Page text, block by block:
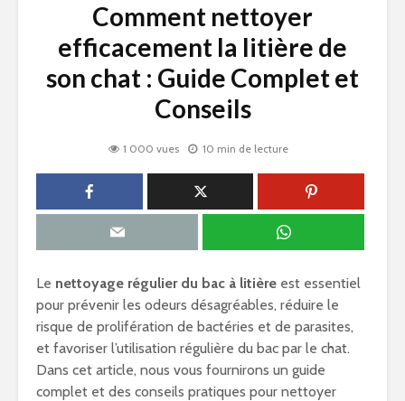
Comment nettoyer
efficacement la litière de
son chat : Guide Complet et
Conseils
1 000 vues 10 min de lecture
Le nettoyage régulier du bac à litière est essentiel
pour prévenir les odeurs désagréables, réduire le
risque de prolifération de bactéries et de parasites,
et favoriser l’utilisation régulière du bac par le chat.
Dans cet article, nous vous fournirons un guide
complet et des conseils pratiques pour nettoyer